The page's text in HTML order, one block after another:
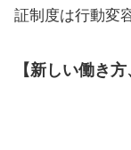
証制度は行動変
【新しい働き